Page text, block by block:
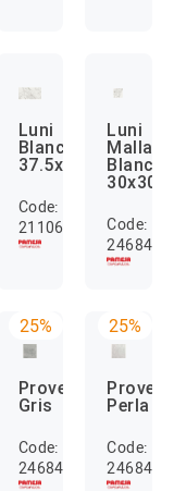
Luni
Blanc
37.5x75
Code:
2110684000107
Luni
Malla
Blanc
30x30
Code:
25%
Provenza
Gris
Code:
24684046
25%
Perla
Code: